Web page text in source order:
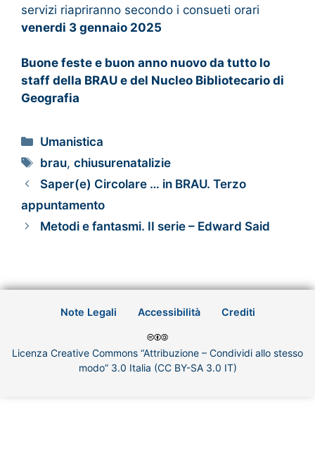
servizi riapriranno secondo i consueti orari
venerdi 3 gennaio 2025
Buone feste e buon anno nuovo da tutto lo
staff della BRAU e del Nucleo Bibliotecario di
Geografia
Umanistica
brau,chiusurenatalizie
Saper(e) Circolare … in BRAU. Terzo
appuntamento
Metodi e fantasmi. II serie – Edward Said
Note Legali Accessibilità Crediti
Licenza Creative Commons “Attribuzione – Condividi allo stesso
modo” 3.0 Italia (CC BY-SA 3.0 IT)